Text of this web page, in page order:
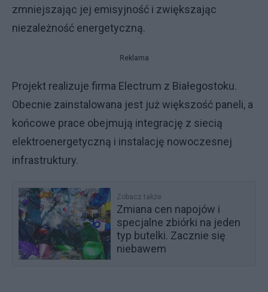
zmniejszając jej emisyjność i zwiększając
niezależność energetyczną.
Reklama
Projekt realizuje firma Electrum z Białegostoku.
Obecnie zainstalowana jest już większość paneli, a
końcowe prace obejmują integrację z siecią
elektroenergetyczną i instalację nowoczesnej
infrastruktury.
Zobacz także
Zmiana cen napojów i
specjalne zbiórki na jeden
typ butelki. Zacznie się
niebawem